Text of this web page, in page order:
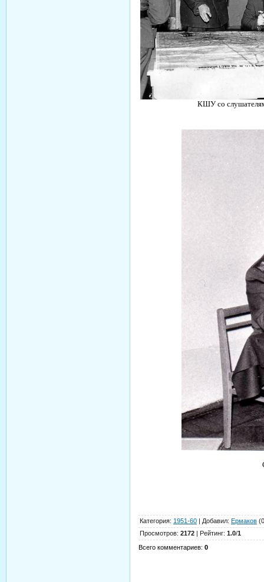
КШУ со
Категория: 1951-60 | Добавил: Ермаков
Просмотров: 2172 | Рейтинг: 1.0/1
Всего комментариев: 0